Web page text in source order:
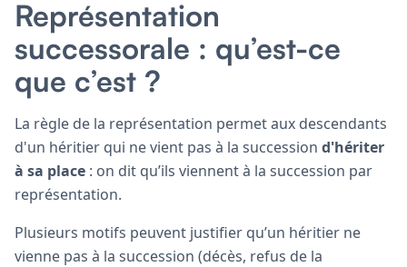
Représentation
successorale : qu’est-ce
que c’est ?
La règle de la représentation permet aux descendants
d'un héritier qui ne vient pas à la succession d'hériter
à sa place : on dit qu’ils viennent à la succession par
représentation.
Plusieurs motifs peuvent justifier qu’un héritier ne
vienne pas à la succession (décès, refus de la